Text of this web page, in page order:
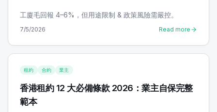
工廈毛回報 4–6%，但用途限制 & 政策風險需嚴控。
7/5/2026 Read more
租約 合約 業主
香港租約 12 大必備條款 2026：業主自保完整
範本